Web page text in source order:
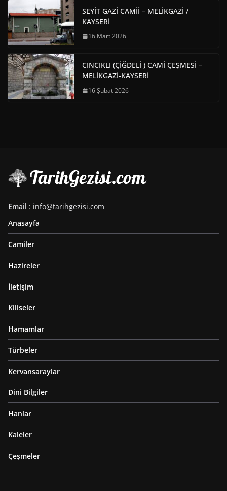
SEYİT GAZİ CAMİİ – MELİKGAZİ /
KAYSERİ
16 Mart 2026
CINCIKLI (ÇİĞDELİ ) CAMİ ÇEŞMESİ –
MELİKGAZİ-KAYSERİ
16 Şubat 2026
Email : info@tarihgezisi.com
Anasayfa
Camiler
Hazireler
İletişim
Kiliseler
Hamamlar
Türbeler
Kervansaraylar
Dini Bilgiler
Hanlar
Kaleler
Çeşmeler